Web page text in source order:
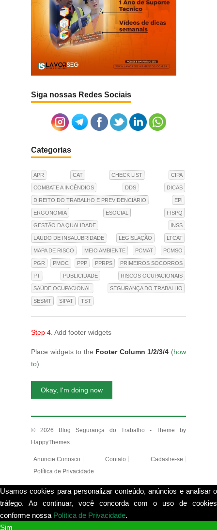
Siga nossas Redes Sociais
Categorias
APR CAT CHECK LIST CIPA
COMBATE A INCÊNDIOS DDS DICAS
DIREITO DO TRABALHO E PREVIDENCIÁRIO EPI
ERGONOMIA ESOCIAL FISPQ
GESTÃO DA QUALIDADE INSS
LAUDO DE INSALUBRIDADE LEGISLAÇÃO LTCAT
MAPA DE RISCO MEIO AMBIENTE PCMAT PCMSO
PGR PMOC PPP PPRPS PRIMEIROS SOCORROS
PT PUBLICIDADE RISCOS OCUPACIONAIS
SAÚDE OCUPACIONAL SEGURANÇA DO TRABALHO
SESMT SIPAT TST
Step 4. Add footer widgets
Place widgets to the Footer Column 1/2/3/4 (how
to)
Okay, I'm doing now
© 2026 Blog Segurança do Trabalho - Theme by
HappyThemes
Anuncie Conosco Contato
Cadastre-se
Política de Privacidade
Usamos cookies para personalizar conteúdo, anúncios e analisar o
tráfego. Ao continuar, você concorda com o uso de cookies
conforme nossa Política de Privacidade.
Sim